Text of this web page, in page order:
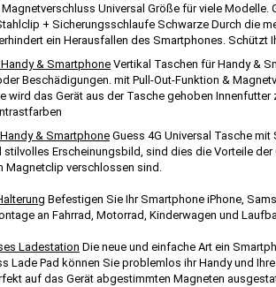
Universal Größe für viele
+ Sicherungsschlaufe Schwarze Durch die
ein Herausfallen des Smartphones.
& Smartphone Vertikal Taschen für Handy &
Beschädigungen. mit Pull-Out-Funktion &
wird das Gerät aus der Tasche gehoben
& Smartphone Guess 4G Universal Tasche
Erscheinungsbild, sind dies die Vorteile
Magnetclip verschlossen sind.
Befestigen Sie Ihr Smartphone iPhone,
an Fahrrad, Motorrad, Kinderwagen und
Ladestation Die neue und einfache Art ein
Lade Pad können Sie problemlos ihr Handy und
auf das Gerät abgestimmten Magneten